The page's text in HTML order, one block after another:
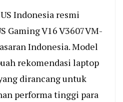
Indonesia resmi
Gaming V16 V3607VM-
Indonesia. Model
rekomendasi laptop
dirancang untuk
performa tinggi para